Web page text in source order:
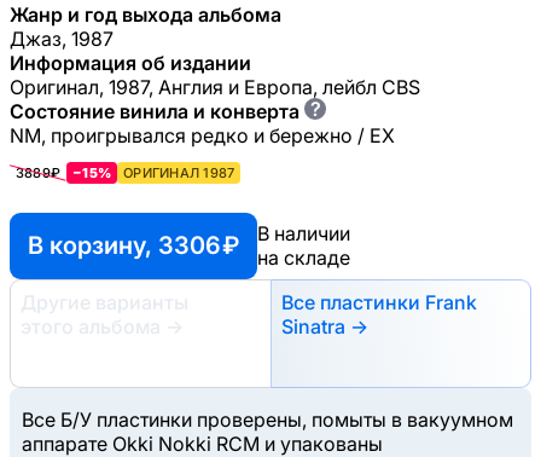
Жанр и год выхода альбома
Джаз, 1987
Информация об издании
Оригинал, 1987, Англия и Европа, лейбл CBS
Состояние винила и конверта ?
NM, проигрывался редко и бережно / EX
3889₽ −15% ОРИГИНАЛ 1987
В корзину, 3306 ₽
В наличии
на складе
Другие варианты
этого альбома
→
Все пластинки Frank
Sinatra →
Все Б/У пластинки проверены, помыты в вакуумном
аппарате Okki Nokki RCM и упакованы